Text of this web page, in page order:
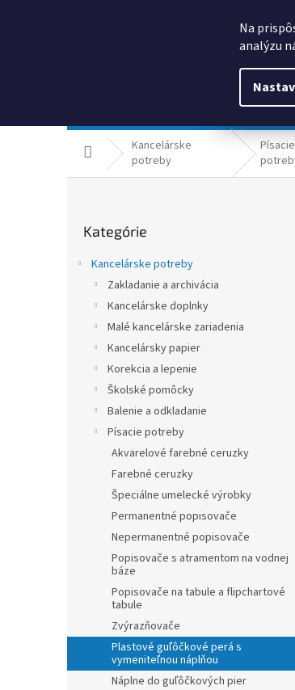
Na
analýzu
DomovKancelárske
potreby
Písacie
kategórie
Kategórie
Kancelárske potreby
Zakladanie a archivácia
Kancelárske doplnky
Malé kancelárske zariadenia
Kancelársky papier
Korekcia a lepenie
Školské pomôcky
Balenie a odkladanie
Písacie potreby
Akvarelové farebné ceruzky
Farebné ceruzky
Špeciálne umelecké výrobky
Permanentné popisovače
Nepermanentné popisovače
Popisovače s atramentom na vodnej
báze
Popisovače na tabule a flipchartové
tabule
Zvýrazňovače
Plastové guľôčkové perá s
vymeniteľnou náplňou
Náplne do guľôčkových pier